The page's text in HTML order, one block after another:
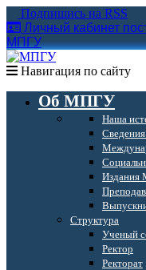
Подпишись на RSS
Личный кабинет
МПГУ
Навигация по сайту
Об МПГУ
Наша
Структура
Ученый
Ректор
Ректорат